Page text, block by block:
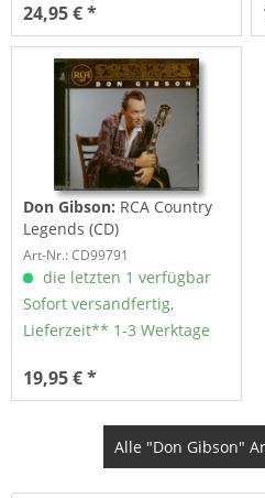
24,95 € *
Don Gibson: RCA Country
Legends (CD)
Art-Nr.: CD99791
die letzten 1 verfügbar
Sofort versandfertig,
Lieferzeit** 1-3 Werktage
19,95 € *
Alle "Don Gibson"